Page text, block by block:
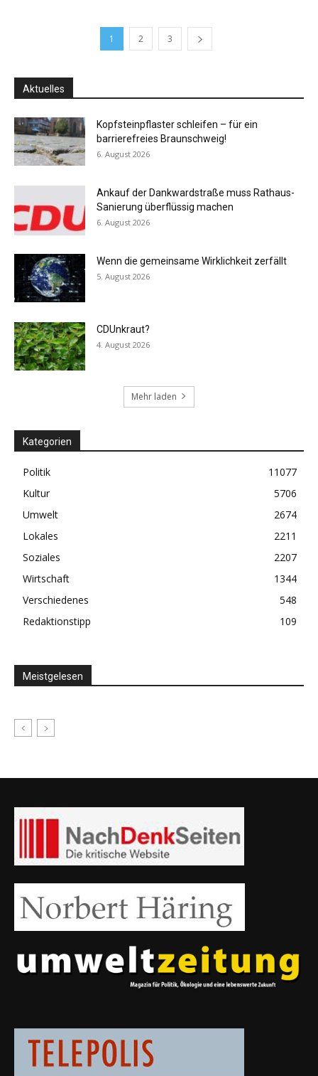
1 2 3
Aktuelles
Kopfsteinpflaster schleifen – für ein
barrierefreies Braunschweig!
6. August 2026
Ankauf der Dankwardstraße muss Rathaus-
Sanierung überflüssig machen
6. August 2026
Wenn die gemeinsame Wirklichkeit zerfällt
5. August 2026
CDUnkraut?
4. August 2026
Mehr laden
Kategorien
Politik
11077
Kultur
5706
Umwelt
2674
Lokales
2211
Soziales
2207
Wirtschaft
1344
Verschiedenes
548
Redaktionstipp
109
Meistgelesen